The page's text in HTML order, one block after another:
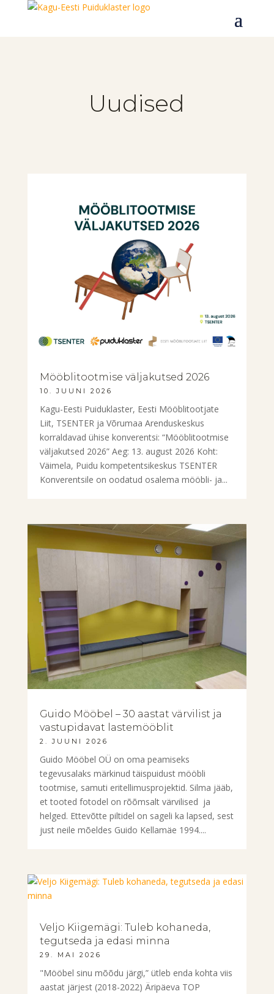
Uudised
Mööblitootmise väljakutsed 2026
10. JUUNI 2026
Kagu-Eesti Puiduklaster, Eesti Mööblitootjate
Liit, TSENTER ja Võrumaa Arenduskeskus
korraldavad ühise konverentsi: “Mööblitootmise
väljakutsed 2026” Aeg: 13. august 2026 Koht:
Väimela, Puidu kompetentsikeskus TSENTER
Konverentsile on oodatud osalema mööbli- ja...
Guido Mööbel – 30 aastat värvilist ja
vastupidavat lastemööblit
2. JUUNI 2026
Guido Mööbel OÜ on oma peamiseks
tegevusalaks märkinud täispuidust mööbli
tootmise, samuti eritellimusprojektid. Silma jääb,
et tooted fotodel on rõõmsalt värvilised ja
helged. Ettevõtte piltidel on sageli ka lapsed, sest
just neile mõeldes Guido Kellamäe 1994....
Veljo Kiigemägi: Tuleb kohaneda,
tegutseda ja edasi minna
29. MAI 2026
"Mööbel sinu mõõdu järgi,” ütleb enda kohta viis
aastat järjest (2018-2022) Äripäeva TOP